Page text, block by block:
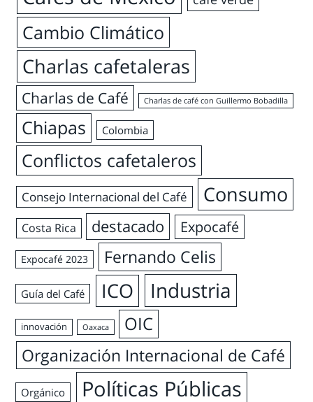
Cambio Climático
Charlas cafetaleras
Charlas de Café Charlas de café con Guillermo Bobadilla
Chiapas Colombia
Conflictos cafetaleros
Consejo Internacional del Café Consumo
Costa Rica destacado Expocafé
Expocafé 2023 Fernando Celis
Guía del Café ICO Industria
innovación Oaxaca
OIC
Organización Internacional de Café
Orgánico Políticas Públicas